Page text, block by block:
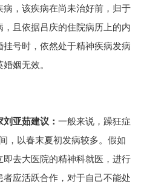
，该疾病在尚未治好前，归于
且依据吕庆的住院病历上的内
号时，依然处于精神疾病发病
姻无效。
亚茹建议： 一般来说，躁狂症
，以春末夏初发病较多。假如
去大医院的精神科就医，进行
应活跃合作，对于自己不能处